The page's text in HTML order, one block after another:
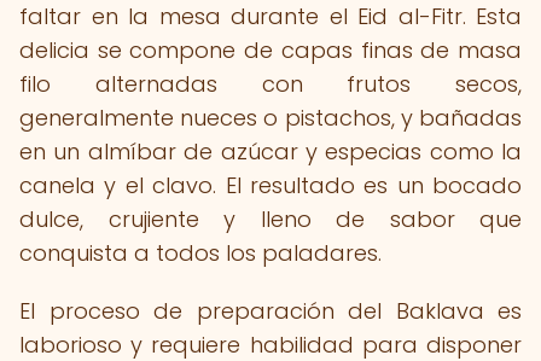
faltar en la mesa durante el Eid al-Fitr. Esta
delicia se compone de capas finas de masa
filo alternadas con frutos secos,
generalmente nueces o pistachos, y bañadas
en un almíbar de azúcar y especias como la
canela y el clavo. El resultado es un bocado
dulce, crujiente y lleno de sabor que
conquista a todos los paladares.
El proceso de preparación del Baklava es
laborioso y requiere habilidad para disponer